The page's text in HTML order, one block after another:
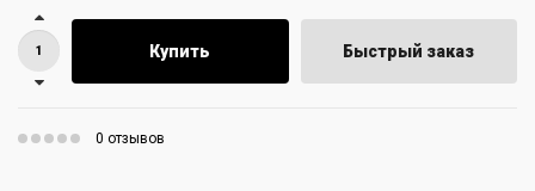
Купить Быстрый заказ
0 отзывов